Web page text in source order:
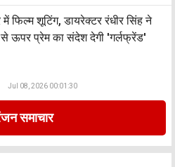
फिल्म शूटिंग, डायरेक्टर रंधीर सिंह ने
से ऊपर प्रेम का संदेश देगी 'गर्लफ्रेंड'
Jul 08, 2026 00:01:30
समाचार